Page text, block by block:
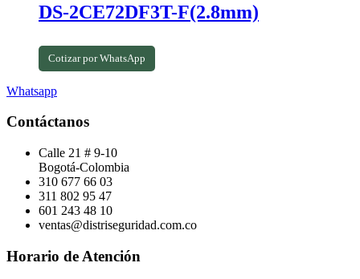
DS-2CE72DF3T-F(2.8mm)
Cotizar por WhatsApp
Whatsapp
Contáctanos
Calle 21 # 9-10
Bogotá-Colombia
310 677 66 03
311 802 95 47
601 243 48 10
ventas@distriseguridad.com.co
Horario de Atención